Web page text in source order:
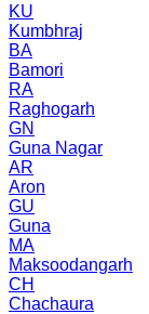
KU
Kumbhraj
BA
Bamori
RA
Raghogarh
GN
Guna Nagar
AR
Aron
GU
Guna
MA
Maksoodangarh
CH
Chachaura